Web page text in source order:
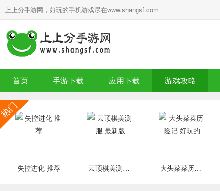
上上分手游网，好玩的手机游戏尽在www.shangsf.com
首页 手游下载 应用下载 游戏攻略
失控进化 推荐 云顶棋美测服 最新版 大头菜菜历险记 好玩的